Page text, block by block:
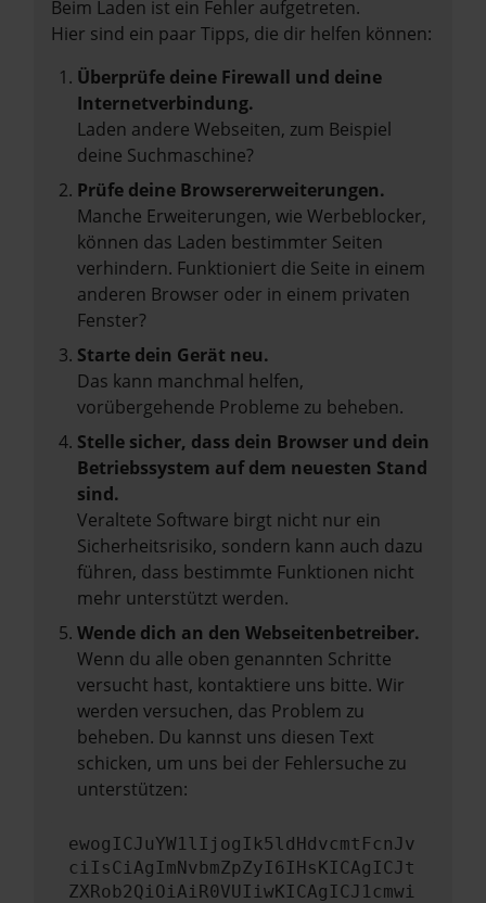
Beim Laden ist ein Fehler aufgetreten.
Hier sind ein paar Tipps, die dir helfen können:
Überprüfe deine Firewall und deine
Internetverbindung.
Laden andere Webseiten, zum Beispiel
deine Suchmaschine?
Prüfe deine Browsererweiterungen.
Manche Erweiterungen, wie Werbeblocker,
können das Laden bestimmter Seiten
verhindern. Funktioniert die Seite in einem
anderen Browser oder in einem privaten
Fenster?
Starte dein Gerät neu.
Das kann manchmal helfen,
vorübergehende Probleme zu beheben.
Stelle sicher, dass dein Browser und dein
Betriebssystem auf dem neuesten Stand
sind.
Veraltete Software birgt nicht nur ein
Sicherheitsrisiko, sondern kann auch dazu
führen, dass bestimmte Funktionen nicht
mehr unterstützt werden.
Wende dich an den Webseitenbetreiber.
Wenn du alle oben genannten Schritte
versucht hast, kontaktiere uns bitte. Wir
werden versuchen, das Problem zu
beheben. Du kannst uns diesen Text
schicken, um uns bei der Fehlersuche zu
unterstützen:
ewogICJuYW1lIjogIk5ldHdvcmtFcnJv
ciIsCiAgImNvbmZpZyI6IHsKICAgICJt
ZXRob2QiOiAiR0VUIiwKICAgICJ1cmwi